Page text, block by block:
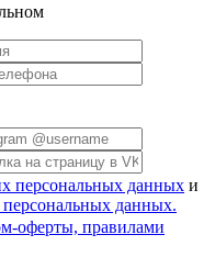
персональных данных и
персональных данных.
оферты, правилами